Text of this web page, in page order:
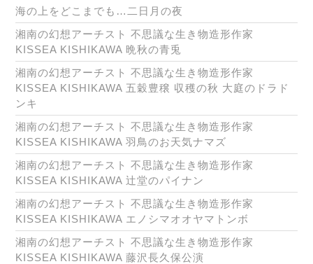
海の上をどこまでも…二日月の夜
湘南の幻想アーチスト 不思議な生き物造形作家
KISSEA KISHIKAWA 晩秋の青兎
湘南の幻想アーチスト 不思議な生き物造形作家
KISSEA KISHIKAWA 五穀豊穣 収穫の秋 大庭のドラド
ンキ
湘南の幻想アーチスト 不思議な生き物造形作家
KISSEA KISHIKAWA 羽鳥のお天気ナマズ
湘南の幻想アーチスト 不思議な生き物造形作家
KISSEA KISHIKAWA 辻堂のパイナン
湘南の幻想アーチスト 不思議な生き物造形作家
KISSEA KISHIKAWA エノシマオオヤマトンボ
湘南の幻想アーチスト 不思議な生き物造形作家
KISSEA KISHIKAWA 藤沢長久保公演